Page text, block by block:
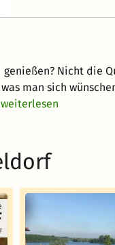
Nicht die
man sich
weiterlesen